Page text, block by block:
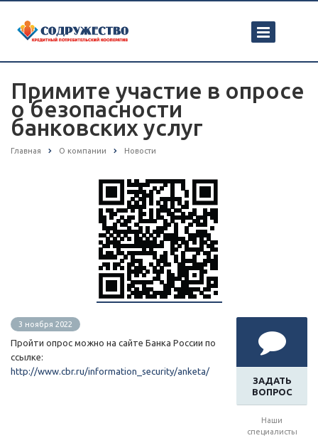
Примите участие в опросе
о безопасности
банковских услуг
Главная О компании Новости
ЗАДАТЬ
ВОПРОС
Наши
специалисты
3 ноября 2022
Пройти опрос можно на сайте Банка России по
ссылке:
http://www.cbr.ru/information_security/anketa/